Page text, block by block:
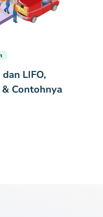
LIFO,
& Contohnya